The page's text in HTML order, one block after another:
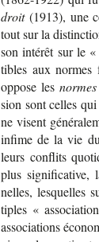
droit (1913), une
tout sur la
son inté­rêt sur le
tibles aux
oppose les
sion sont celles
ne visent
infime de la vie
leurs conflits
plus signi­fi­ca­tive,
nelles, les­quelles
tiples «
asso­cia­tions